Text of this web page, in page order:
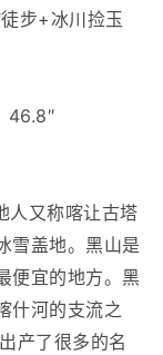
步+冰川捡玉
46.8″
人又称喀让古塔
雪盖地。黑山是
便宜的地方。黑
什河的支流之
产了很多的名